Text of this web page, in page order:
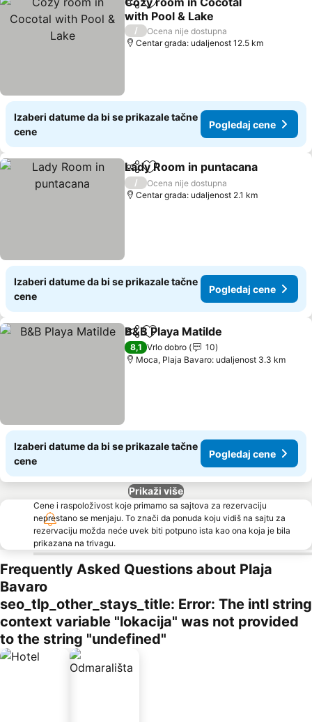
Deli Dodati u favorite
with Pool & Lake
Pogledaj cene
/
Ocena nije dostupna
Centar grada: udaljenost 12.5 km
Izaberi datume da bi se prikazale tačne
cene
Pogledaj cene
Deli Dodati u favorite
Lady Room in puntacana
/
Ocena nije dostupna
Centar grada: udaljenost 2.1 km
Izaberi datume da bi se prikazale tačne
cene
Pogledaj cene
Deli Dodati u favorite
B&B Playa Matilde
8,1 Vrlo dobro
10
Moca, Plaja Bavaro: udaljenost 3.3 km
Izaberi datume da bi se prikazale tačne
cene
Pogledaj cene
Prikaži više
Cene i raspoloživost koje primamo sa sajtova za rezervaciju
neprestano se menjaju. To znači da ponuda koju vidiš na sajtu za
rezervaciju možda neće uvek biti potpuno ista kao ona koja je bila
prikazana na trivagu.
Frequently Asked Questions about Plaja
Bavaro
seo_tlp_other_stays_title: Error: The intl string
context variable "lokacija" was not provided
to the string "undefined"